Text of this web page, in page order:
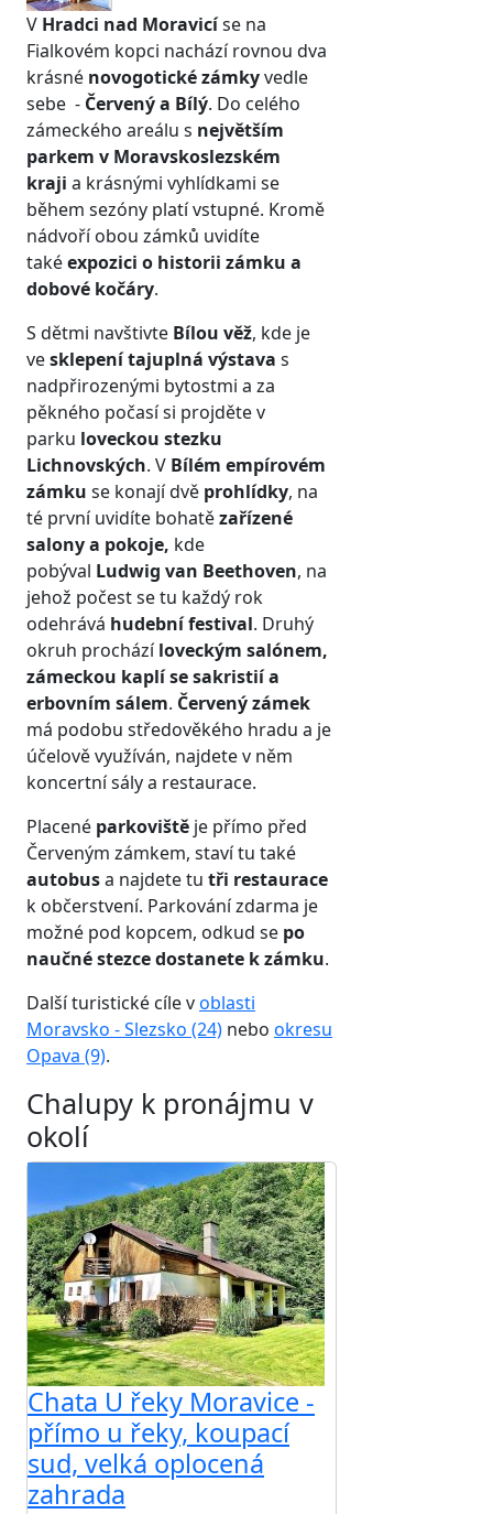
V Hradci nad Moravicíse na
Fialkovém kopci nachází rovnou dva
krásné novogotické zámkyvedle
sebe - Červený a Bílý. Do celého
zámeckého areálu s největším
parkem v Moravskoslezském
kraji a krásnými vyhlídkami se
během sezóny platí vstupné. Kromě
nádvoří obou zámků uvidíte
takéexpozici o historii zámku a
dobové kočáry.
S dětmi navštivte Bílou věž, kde je
vesklepení tajuplná výstava s
nadpřirozenými bytostmi a za
pěkného počasí si projděte v
parku loveckou stezku
Lichnovských. V Bílém empírovém
zámku se konají dvě prohlídky, na
té první uvidíte bohatězařízené
salony a pokoje, kde
pobýval Ludwig van Beethoven, na
jehož počest se tu každý rok
odehrává hudební festival. Druhý
okruh procházíloveckým salónem,
zámeckou kaplí se sakristií a
erbovním sálem. Červený zámek
má podobu středověkého hradu a je
účelově využíván, najdete v něm
koncertní sály a restaurace.
Placené parkoviště je přímo před
Červeným zámkem, staví tu také
autobusa najdete tu tři restaurace
k občerstvení. Parkování zdarma je
možné pod kopcem, odkud se po
naučné stezce dostanete k zámku.
Další turistické cíle voblasti
Moravsko - Slezsko (24) nebo okresu
Opava (9).
Chalupy k pronájmu v
okolí
Chata U řeky Moravice -
přímo u řeky, koupací
sud, velká oplocená
zahrada